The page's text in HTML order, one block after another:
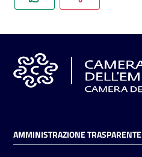
territorio
Tutelare
l'Impresa
AMMINISTRAZIONE TRASPARENTE